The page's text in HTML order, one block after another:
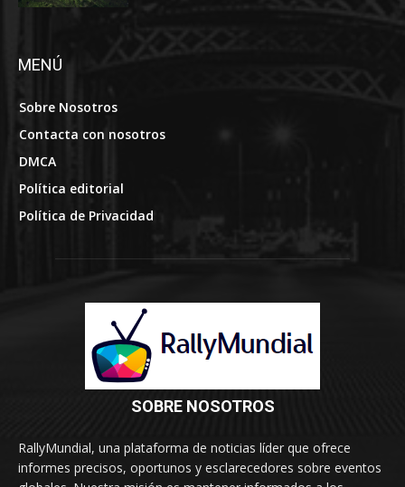
MENÚ
Sobre Nosotros
Contacta con nosotros
DMCA
Política editorial
Política de Privacidad
SOBRE NOSOTROS
RallyMundial, una plataforma de noticias líder que ofrece
informes precisos, oportunos y esclarecedores sobre eventos